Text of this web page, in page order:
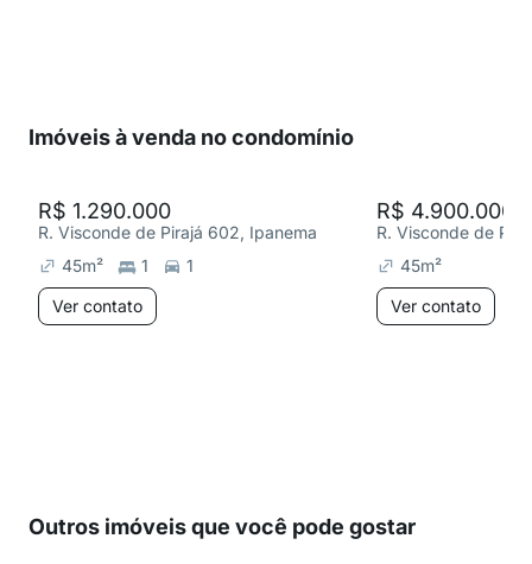
Imóveis à venda no condomínio
R$ 1.290.000
R. Visconde de Pirajá 602, Ipanema
45m² 1
1
Ver contato
R$ 4.900.000
R. Visconde de
45m²
Ver contato
Outros imóveis que você pode gostar